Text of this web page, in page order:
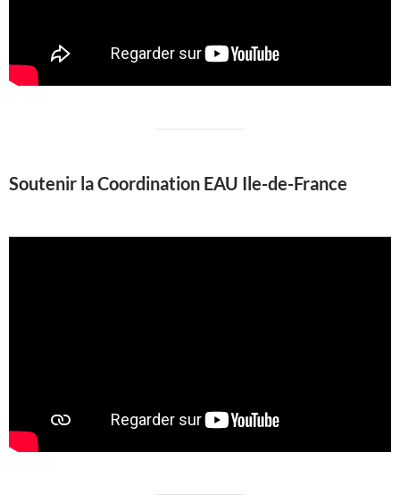
Soutenir la Coordination EAU Ile-de-France